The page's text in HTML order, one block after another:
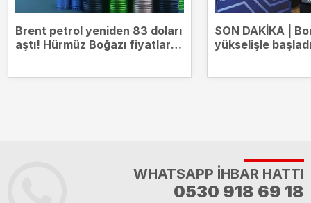
Brent petrol yeniden 83 doları
aştı! Hürmüz Boğazı fiyatları
SON DAKİKA |
yükselişle
WHATSAPP İHBAR HATTI
0530 918 69 18